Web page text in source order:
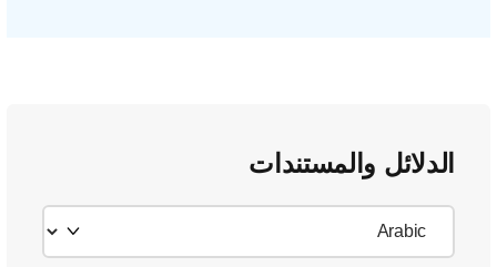
الدلائل والمستندات